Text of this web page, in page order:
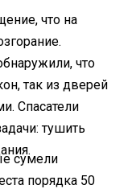
что на
что
так из дверей
Спасатели
тушить
сумели
порядка 50